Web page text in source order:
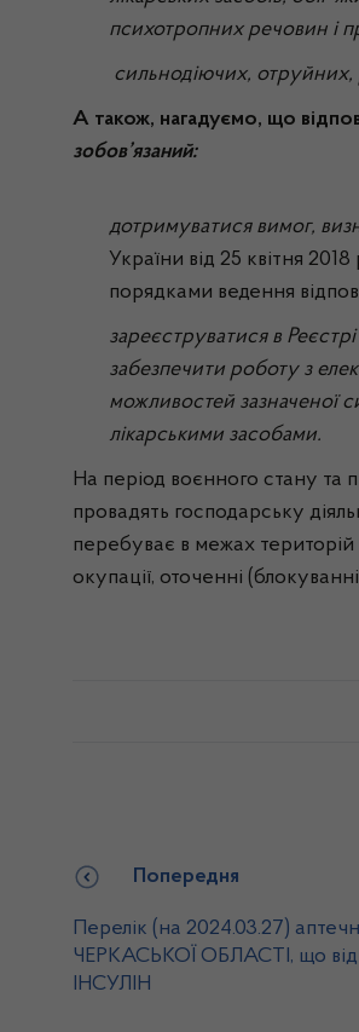
психотропних речовин і
сильнодіючих, отруйних,
А також, нагадуємо, що
зобов’язаний:
дотримуватися вимог,
України від 25 квітня
порядками ведення
зареєструватися в
забезпечити роботу з
можливостей зазначеної
лікарськими засобами.
На період воєнного стану та
провадять господарську
перебуває в межах територій
окупації, оточенні
Попередня
Перелік (на 2024.03.27)
ЧЕРКАСЬКОЇ ОБЛАСТІ, що
ІНСУЛІН